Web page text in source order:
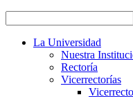
La Universidad
Nuestra
Rectoría
Vicerrectorías